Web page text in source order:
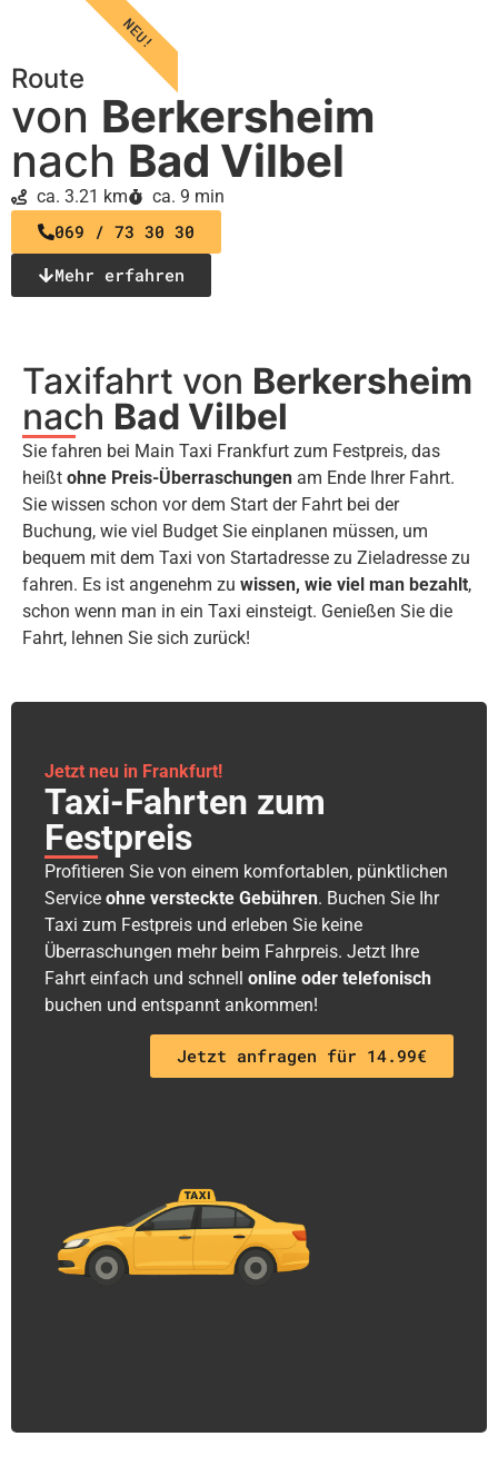
Route
von Berkersheim
nach Bad Vilbel
ca. 3.21 km ca. 9 min
069 / 73 30 30
Mehr erfahren
NEU!
Taxifahrt von Berkersheim
nach Bad Vilbel
Sie fahren bei Main Taxi Frankfurt zum Festpreis, das
heißt ohne Preis-Überraschungen am Ende Ihrer Fahrt.
Sie wissen schon vor dem Start der Fahrt bei der
Buchung, wie viel Budget Sie einplanen müssen, um
bequem mit dem Taxi von Startadresse zu Zieladresse zu
fahren. Es ist angenehm zu wissen, wie viel man bezahlt,
schon wenn man in ein Taxi einsteigt. Genießen Sie die
Fahrt, lehnen Sie sich zurück!
Jetzt neu in Frankfurt!
Taxi-Fahrten zum
Festpreis
Profitieren Sie von einem komfortablen, pünktlichen
Service ohne versteckte Gebühren. Buchen Sie Ihr
Taxi zum Festpreis und erleben Sie keine
Überraschungen mehr beim Fahrpreis. Jetzt Ihre
Fahrt einfach und schnell online oder telefonisch
buchen und entspannt ankommen!
Jetzt anfragen für 14.99€